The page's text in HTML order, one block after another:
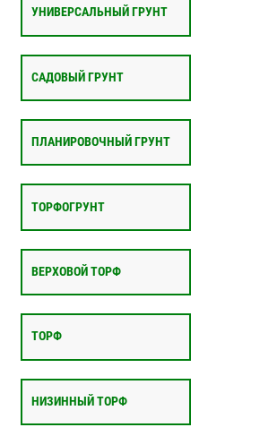
УНИВЕРСАЛЬНЫЙ ГРУНТ
САДОВЫЙ ГРУНТ
ПЛАНИРОВОЧНЫЙ ГРУНТ
ТОРФОГРУНТ
ВЕРХОВОЙ ТОРФ
ТОРФ
НИЗИННЫЙ ТОРФ